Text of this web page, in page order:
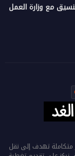
مع وزارة العمل
تهدف إلى نقل